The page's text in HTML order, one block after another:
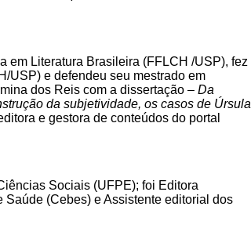
em Literatura Brasileira (FFLCH /USP), fez
USP) e defendeu seu mestrado em
dos Reis com a dissertação – Da
da subjetividade, os casos de Úrsula
e gestora de conteúdos do portal
Sociais (UFPE); foi Editora
(Cebes) e Assistente editorial dos